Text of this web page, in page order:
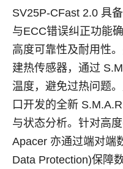
SV25P-CFast 2.0 具
与ECC错误纠正功能
高度可靠性及耐用性。
建热传感器，通过
温度，避免过热问题。
口开发的全新
与状态分析。针对高
Apacer 亦通过端对端
Data Protection)保障